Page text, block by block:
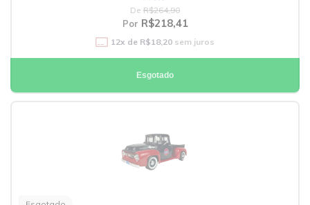
De R$264,90
Por R$218,41
12x de R$18,20 sem juros
Esgotado